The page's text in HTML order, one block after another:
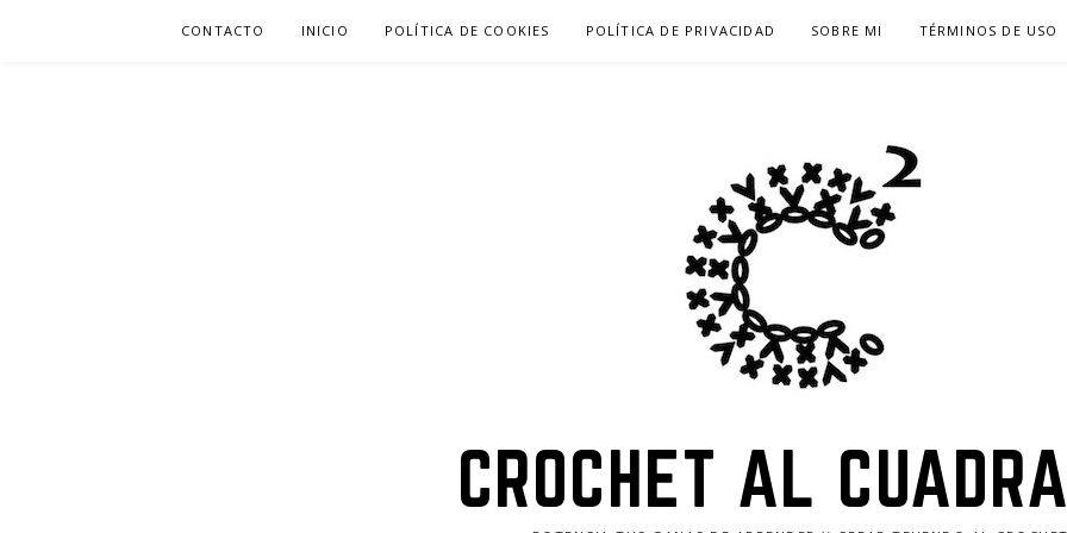
CONTACTO INICIO POLÍTICA DE COOKIES POLÍTICA DE PRIVACIDAD SOBRE MI TÉRMINOS DE USO
CROCHET AL